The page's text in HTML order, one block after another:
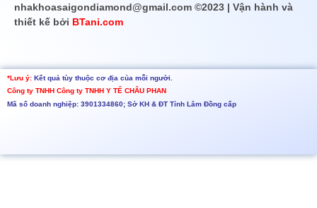
nhakhoasaigondiamond@gmail.com ©2023 | Vận hành và
thiết kế bởi BTani.com
*Lưu ý: Kết quả tùy thuộc cơ địa của mỗi người.
Công ty TNHH Công ty TNHH Y TẾ CHÂU PHAN
Mã số doanh nghiệp: 3901334860; Sở KH & ĐT Tỉnh Lâm Đồng cấp